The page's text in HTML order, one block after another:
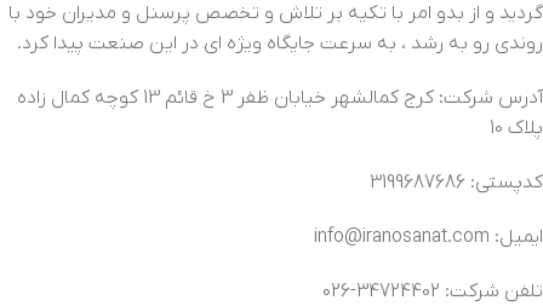
گردید و از بدو امر با تکیه بر تلاش و تخصص پرسنل و مدیران خود با
روندی رو به رشد ، به سرعت جایگاه ویژه ای در این صنعت پیدا کرد.
آدرس شرکت: کرج کمالشهر خیابان ظفر 3 خ قائم 13 کوچه کمال زاده
پلاک 10
کدپستی: 3199687686
ایمیل: info@iranosanat.com
تلفن شرکت: 34724402-026